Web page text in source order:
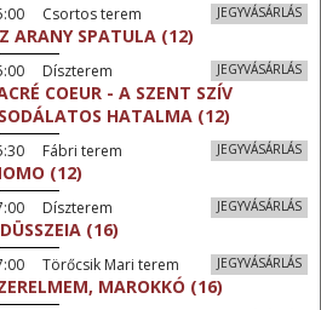
JEGYVÁSÁRLÁS
Csortos terem
ARANY SPATULA (12)
JEGYVÁSÁRLÁS
Díszterem
COEUR - A SZENT SZÍV
HATALMA (12)
JEGYVÁSÁRLÁS
Fábri terem
(12)
JEGYVÁSÁRLÁS
Díszterem
(16)
JEGYVÁSÁRLÁS
Törőcsik Mari terem
MAROKKÓ (16)